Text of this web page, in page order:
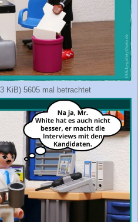
KiB) 5605 mal betrachtet